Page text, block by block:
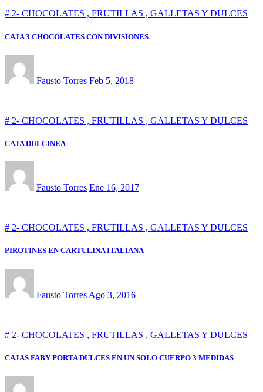
# 2- CHOCOLATES , FRUTILLAS , GALLETAS Y DULCES
CAJA 3 CHOCOLATES CON DIVISIONES
Fausto Torres Feb 5, 2018
# 2- CHOCOLATES , FRUTILLAS , GALLETAS Y DULCES
CAJA DULCINEA
Fausto Torres Ene 16, 2017
# 2- CHOCOLATES , FRUTILLAS , GALLETAS Y DULCES
PIROTINES EN CARTULINA ITALIANA
Fausto Torres Ago 3, 2016
# 2- CHOCOLATES , FRUTILLAS , GALLETAS Y DULCES
CAJAS FABY PORTA DULCES EN UN SOLO CUERPO 3 MEDIDAS